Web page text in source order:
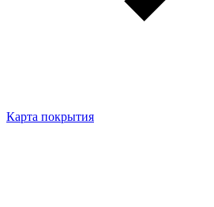
Карта покрытия